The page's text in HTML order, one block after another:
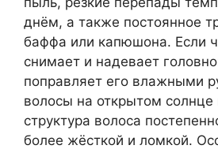
днём, а также постоянное
баффа или капюшона. Если
снимает и надевает
поправляет его влажными
волосы на открытом
структура волоса
более жёсткой и ломкой.